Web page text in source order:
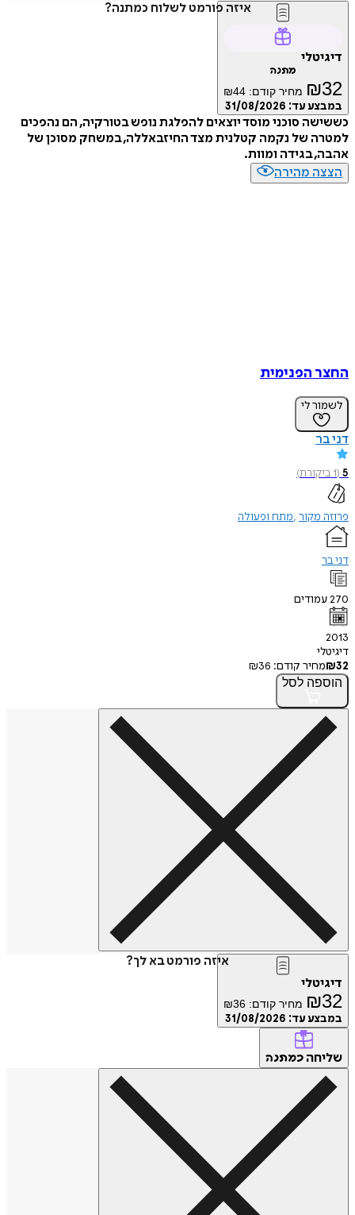
איזה פורמט לשלוח כמתנה?
דיגיטלי
מתנה
₪32 מחיר קודם: ₪44
במבצע עד: 31/08/2026
כששישה סוכני מוסד יוצאים להפלגת נופש בטורקיה, הם נהפכים
למטרה של נקמה קטלנית מצד החיזבאללה, במשחק מסוכן של
אהבה, בגידה ומוות.
הצצה מהירה
החצר הפנימית
לשמור לי
דני בר
5
(
1ביקורת)
פרוזה מקור מתח ופעולה
דני בר
270עמודים
2013
דיגיטלי
₪32 מחיר קודם: ₪36
הוספה לסל
איזה פורמט בא לך?
דיגיטלי
₪32 מחיר קודם: ₪36
במבצע עד: 31/08/2026
שליחה כמתנה